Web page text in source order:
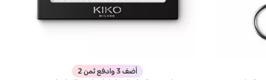
أضف 3 وادفع ثمن 2